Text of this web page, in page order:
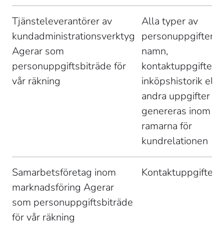
Tjänsteleverantörer av
kundadministrationsverktyg
Agerar som
personuppgiftsbiträde för
vår räkning
Alla typer av
personuppgifter:
namn,
kontaktuppgifter,
inköpshistorik
andra uppgifter
genereras inom
ramarna för
kundrelationen
Samarbetsföretag inom
marknadsföring Agerar
som personuppgiftsbiträde
för vår räkning
Kontaktuppgifter